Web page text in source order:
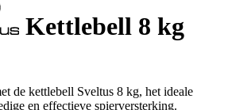
Kettlebell 8 kg
de kettlebell Sveltus 8 kg, het ideale
en effectieve spierversterking.